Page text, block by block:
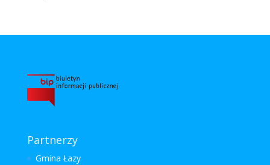
Partnerzy
Gmina Łazy